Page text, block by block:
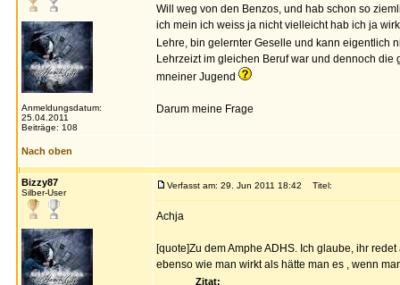
Anmeldungsdatum:
25.04.2011
Beiträge: 108
Will weg von den Benzos, und hab schon so
ich mein ich weiss ja nicht vielleicht hab ich ja
Lehre, bin gelernter Geselle und kann eigentlich
Lehrzeizt im gleichen Beruf war und dennoch
mneiner Jugend
Darum meine Frage
Nach oben
Bizzy87
Silber-User
Verfasst am: 29. Jun 2011 18:42 Titel:
Achja
[quote]Zu dem Amphe ADHS. Ich glaube, ihr
ebenso wie man wirkt als hätte man es , wenn
Zitat: